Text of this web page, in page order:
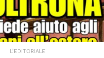
L’EDITORIALE